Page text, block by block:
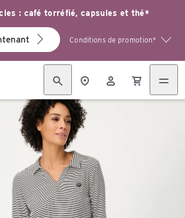
: café torréfié, capsules et thé*
Conditions de promotion*